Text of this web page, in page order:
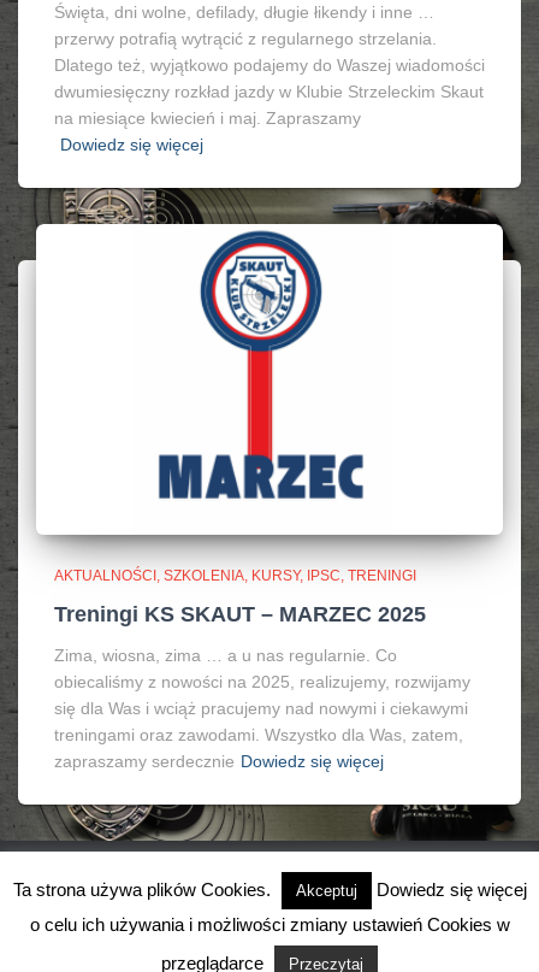
Święta, dni wolne, defilady, długie łikendy i inne …
przerwy potrafią wytrącić z regularnego strzelania.
Dlatego też, wyjątkowo podajemy do Waszej wiadomości
dwumiesięczny rozkład jazdy w Klubie Strzeleckim Skaut
na miesiące kwiecień i maj. Zapraszamy
Dowiedz się więcej
AKTUALNOŚCI, SZKOLENIA, KURSY, IPSC TRENINGI
Treningi KS SKAUT – MARZEC 2025
Zima, wiosna, zima … a u nas regularnie. Co
obiecaliśmy z nowości na 2025, realizujemy, rozwijamy
się dla Was i wciąż pracujemy nad nowymi i ciekawymi
treningami oraz zawodami. Wszystko dla Was, zatem,
zapraszamy serdecznie Dowiedz się więcej
Hestia | Stworzone przezThemeIsle
Ta strona używa plików Cookies. Akceptuj
Dowiedz się więcej
o celu ich używania i możliwości zmiany ustawień Cookies w
przeglądarce
Przeczytaj